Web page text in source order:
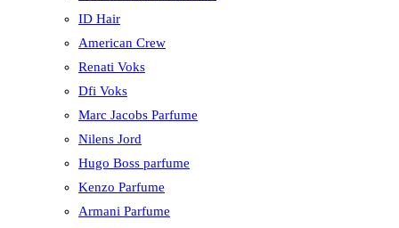
ID Hair
American Crew
Renati Voks
Dfi Voks
Marc Jacobs Parfume
Nilens Jord
Hugo Boss parfume
Kenzo Parfume
Armani Parfume